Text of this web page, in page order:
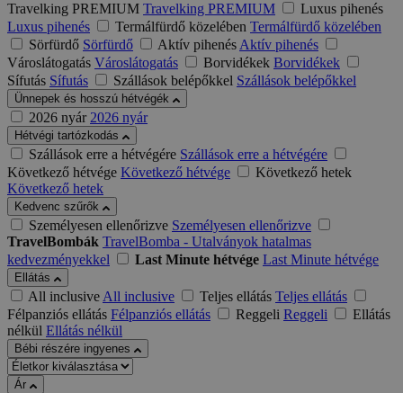
Travelking PREMIUM Travelking PREMIUM
Luxus pihenés
Luxus pihenés
Termálfürdő közelében Termálfürdő közelében
Sörfürdő Sörfürdő Aktív pihenésAktív pihenés
Városlátogatás Városlátogatás Borvidékek Borvidékek
Sífutás Sífutás Szállások belépőkkel Szállások belépőkkel
Ünnepek és hosszú hétvégék
2026 nyár 2026 nyár
Hétvégi tartózkodás
Szállások erre a hétvégére Szállások erre a hétvégére
Következő hétvége Következő hétvége
Következő hetek
Következő hetek
Kedvenc szűrők
Személyesen ellenőrizve Személyesen ellenőrizve
TravelBombák TravelBomba - Utalványok hatalmas
kedvezményekkel
Last Minute hétvége Last Minute hétvége
Ellátás
All inclusiveAll inclusive Teljes ellátás Teljes ellátás
Félpanziós ellátás Félpanziós ellátás Reggeli Reggeli
Ellátás
nélkül Ellátás nélkül
Bébi részére ingyenes
Ár